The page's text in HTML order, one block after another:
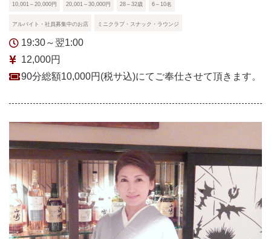
10,001～20,000円 20,001～30,000円 28～32歳 6～10名
アルバイト・社員募集中のお店 ミニクラブ・スナック・ラウンジ
19:30～翌1:00
12,000円
90分総額10,000円(税サ込)にてご奉仕させて頂きます。